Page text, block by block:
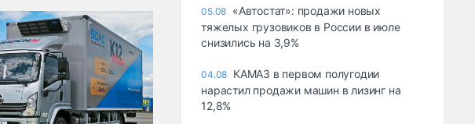
05.08 «Автостат»: продажи новых
тяжелых грузовиков в России в июле
снизились на 3,9%
04.08 КАМАЗ в первом полугодии
нарастил продажи машин в лизинг на
12,8%